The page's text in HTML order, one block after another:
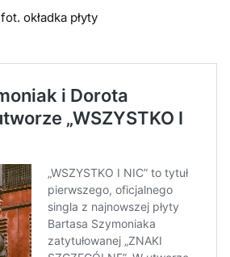
fot. okładka płyty